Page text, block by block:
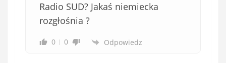
Radio SUD? Jakaś niemiecka
rozgłośnia ?
0 0 Odpowiedz